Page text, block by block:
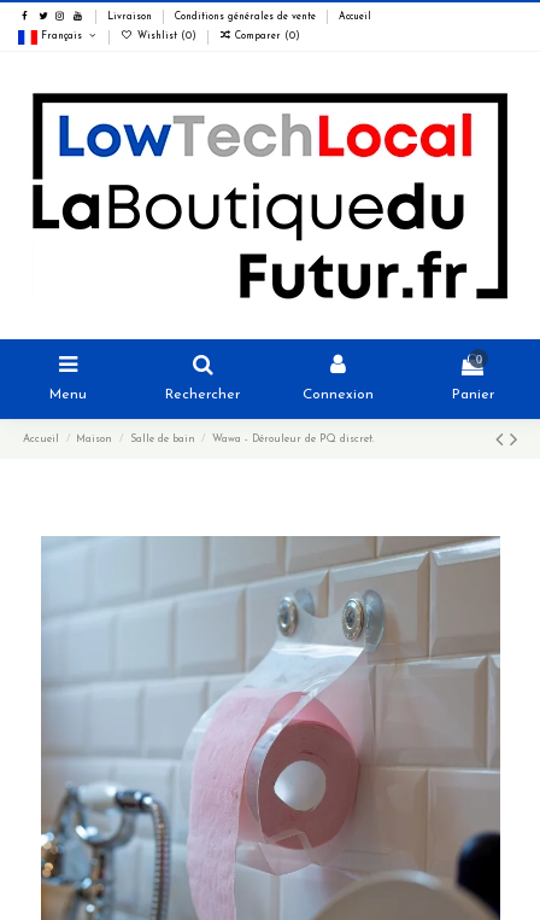
Livraison Conditions générales de vente Accueil
Français Wishlist (0) Comparer (0)
Menu Rechercher Connexion
0
Panier
Accueil Maison Salle de bain Wawa - Dérouleur de PQ discret.